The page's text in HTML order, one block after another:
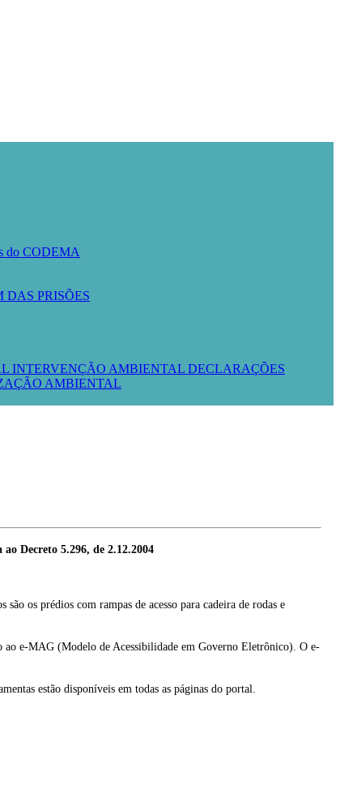
do CODEMA
DAS PRISÕES
INTERVENÇÃO AMBIENTAL DECLARAÇÕES
AMBIENTAL
Decreto 5.296, de 2.12.2004
os prédios com rampas de acesso para cadeira de rodas e
e-MAG (Modelo de Acessibilidade em Governo Eletrônico). O e-
estão disponíveis em todas as páginas do portal.